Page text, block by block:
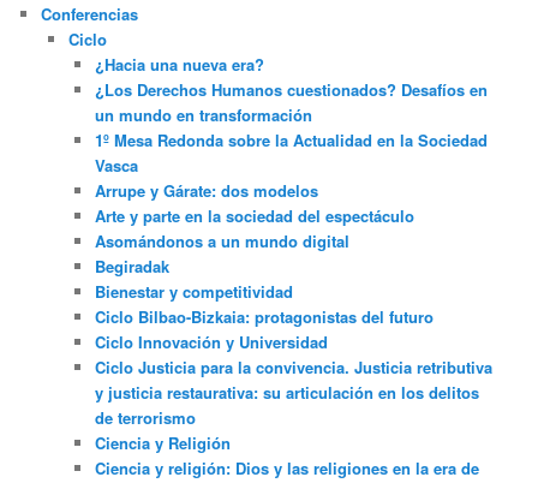
Conferencias
Ciclo
¿Hacia una nueva era?
¿Los Derechos Humanos cuestionados? Desafíos en
un mundo en transformación
1º Mesa Redonda sobre la Actualidad en la Sociedad
Vasca
Arrupe y Gárate: dos modelos
Arte y parte en la sociedad del espectáculo
Asomándonos a un mundo digital
Begiradak
Bienestar y competitividad
Ciclo Bilbao-Bizkaia: protagonistas del futuro
Ciclo Innovación y Universidad
Ciclo Justicia para la convivencia. Justicia retributiva
y justicia restaurativa: su articulación en los delitos
de terrorismo
Ciencia y Religión
Ciencia y religión: Dios y las religiones en la era de